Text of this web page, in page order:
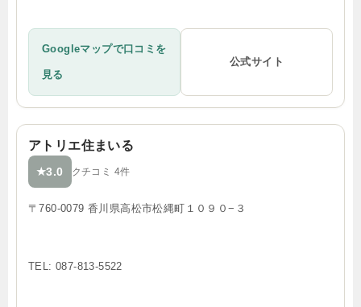
Googleマップで口コミを
見る
公式サイト
アトリエ住まいる
★3.0 クチコミ 4件
〒760-0079 香川県高松市松縄町１０９０−３
TEL: 087-813-5522